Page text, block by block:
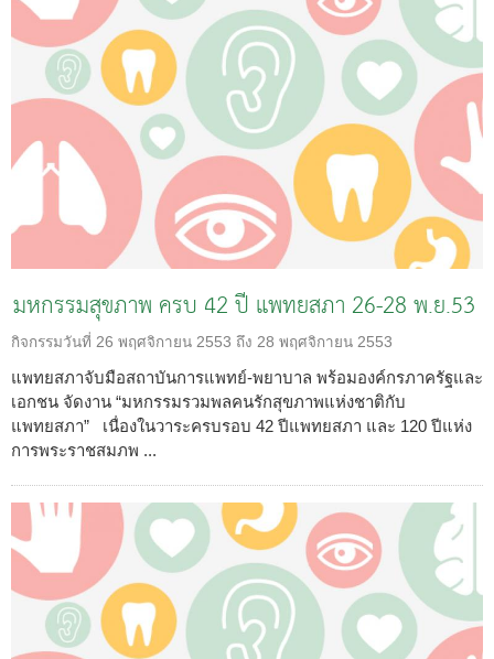
มหกรรมสุขภาพ ครบ 42 ปี แพทยสภา 26-28 พ.ย.53
กิจกรรมวันที่ 26 พฤศจิกายน 2553 ถึง 28 พฤศจิกายน 2553
แพทยสภาจับมือสถาบันการแพทย์-พยาบาล พร้อมองค์กรภาครัฐและ
เอกชน จัดงาน “มหกรรมรวมพลคนรักสุขภาพแห่งชาติกับ
แพทยสภา” เนื่องในวาระครบรอบ 42 ปีแพทยสภา และ 120 ปีแห่ง
การพระราชสมภพ ...